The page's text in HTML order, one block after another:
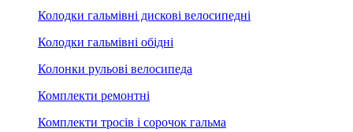
Колодки гальмівні дискові велосипедні
Колодки гальмівні обідні
Колонки рульові велосипеда
Комплекти ремонтні
Комплекти тросів і сорочок гальма